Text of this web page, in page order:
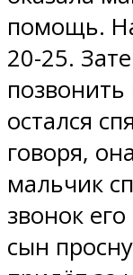
помощь.
20-25.
позвонить
остался
говоря,
мальчик
звонок
сын